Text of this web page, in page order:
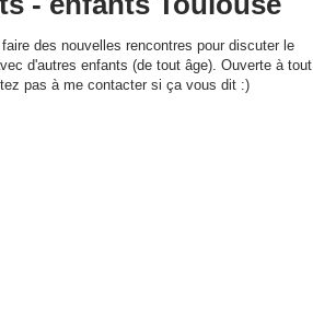
des nouvelles rencontres pour discuter le
d'autres enfants (de tout âge). Ouverte à tout
pas à me contacter si ça vous dit :)